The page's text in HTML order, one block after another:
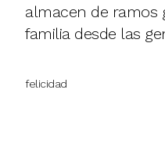
almacen de ramos
familia desde las
felicidad